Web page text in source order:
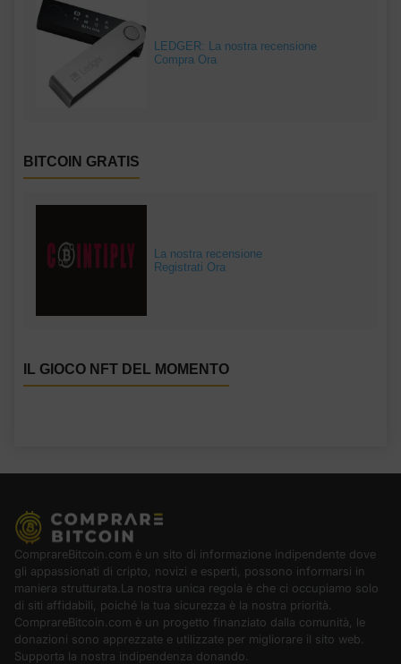
LEDGER: La nostra recensione
Compra Ora
BITCOIN GRATIS
La nostra recensione
Registrati Ora
IL GIOCO NFT DEL MOMENTO
ComprareBitcoin.com è un sito di informazione indipendente dove
gli appassionati di cripto, novizi e esperti, possono informarsi in
maniera strutturata.La nostra unica regola è che ci occupiamo solo
di siti affidabili, poiché la tua sicurezza è la nostra priorità.
ComprareBitcoin.com è un progetto finanziato dalla comunità, le
donazioni sono apprezzate e utilizzate per migliorare il sito web.
Supporta la nostra indipendenza donando.